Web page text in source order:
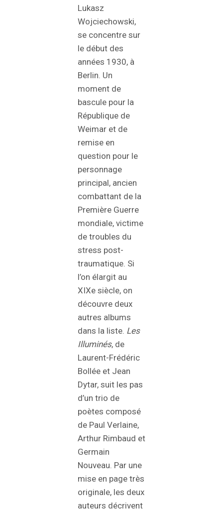
Lukasz
Wojciechowski,
se concentre sur
le début des
années 1930, à
Berlin. Un
moment de
bascule pour la
République de
Weimar et de
remise en
question pour le
personnage
principal, ancien
combattant de la
Première Guerre
mondiale, victime
de troubles du
stress post-
traumatique. Si
l’on élargit au
XIXe siècle, on
découvre deux
autres albums
dans la liste. Les
Illuminés, de
Laurent-Frédéric
Bollée et Jean
Dytar, suit les pas
d’un trio de
poètes composé
de Paul Verlaine,
Arthur Rimbaud et
Germain
Nouveau. Par une
mise en page très
originale, les deux
auteurs décrivent